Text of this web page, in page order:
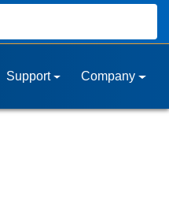
Support Company